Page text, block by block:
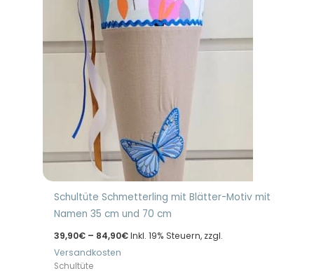
Schultüte Schmetterling mit Blätter-Motiv mit
Namen 35 cm und 70 cm
39,90€ – 84,90€Preisspanne:
Inkl. 19% Steuern, zzgl.
Versandkosten
Schultüte